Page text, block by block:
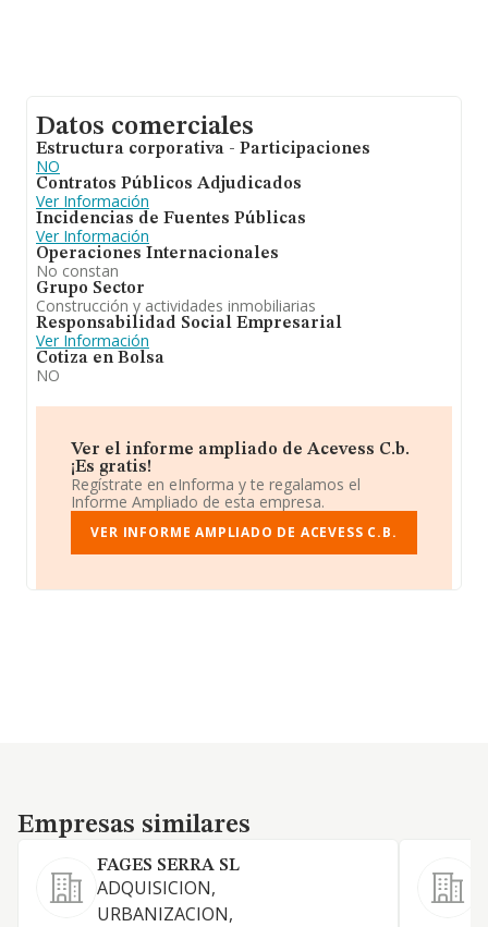
Datos comerciales
Estructura corporativa - Participaciones
NO
Contratos Públicos Adjudicados
Ver Información
Incidencias de Fuentes Públicas
Ver Información
Operaciones Internacionales
No constan
Grupo Sector
Construcción y actividades inmobiliarias
Responsabilidad Social Empresarial
Ver Información
Cotiza en Bolsa
NO
Ver el informe ampliado de Acevess C.b.
¡Es gratis!
Regístrate en eInforma y te regalamos el
Informe Ampliado de esta empresa.
VER INFORME AMPLIADO DE ACEVESS C.B.
Empresas similares
Empresas similares
FAGES SERRA SL
ADQUISICION,
URBANIZACION,